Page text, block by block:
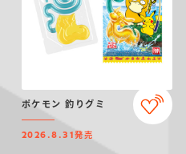
ポケモン 釣りグミ
2026.8.31発売